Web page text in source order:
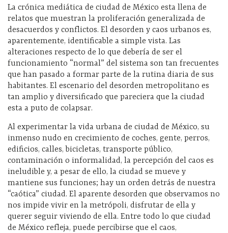
La crónica mediática de ciudad de México esta llena de
relatos que muestran la proliferación generalizada de
desacuerdos y conflictos. El desorden y caos urbanos es,
aparentemente, identificable a simple vista. Las
alteraciones respecto de lo que debería de ser el
funcionamiento “normal” del sistema son tan frecuentes
que han pasado a formar parte de la rutina diaria de sus
habitantes. El escenario del desorden metropolitano es
tan amplio y diversificado que pareciera que la ciudad
esta a puto de colapsar.
Al experimentar la vida urbana de ciudad de México, su
inmenso nudo en crecimiento de coches, gente, perros,
edificios, calles, bicicletas, transporte público,
contaminación o informalidad, la percepción del caos es
ineludible y, a pesar de ello, la ciudad se mueve y
mantiene sus funciones; hay un orden detrás de nuestra
“caótica” ciudad. El aparente desorden que observamos no
nos impide vivir en la metrópoli, disfrutar de ella y
querer seguir viviendo de ella. Entre todo lo que ciudad
de México refleja, puede percibirse que el caos,